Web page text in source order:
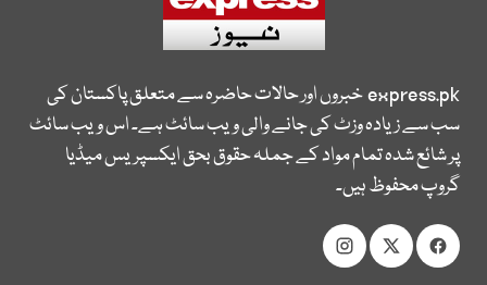
express.pkخبروں اور حالات حاضرہ سے متعلق پاکستان کی
سب سے زیادہ وزٹ کی جانے والی ویب سائٹ ہے۔ اس ویب سائٹ
پر شائع شدہ تمام مواد کے جملہ حقوق بحق ایکسپریس میڈیا
گروپ محفوظ ہیں۔